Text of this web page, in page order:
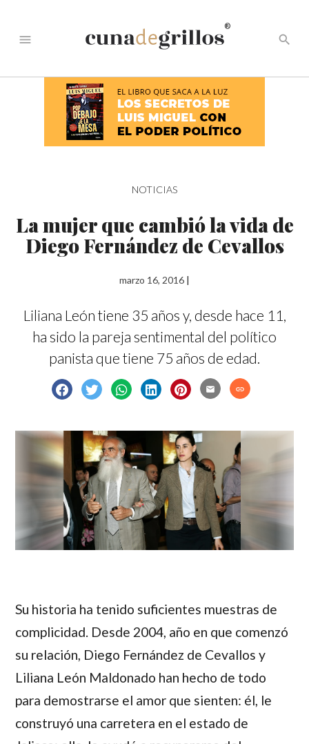
menu
®
search
NOTICIAS
La mujer que cambió la vida de
Diego Fernández de Cevallos
marzo 16, 2016 |
Liliana León tiene 35 años y, desde hace 11,
ha sido la pareja sentimental del político
panista que tiene 75 años de edad.
email link
Su historia ha tenido suficientes muestras de
complicidad. Desde 2004, año en que comenzó
su relación, Diego Fernández de Cevallos y
Liliana León Maldonado han hecho de todo
para demostrarse el amor que sienten: él, le
construyó una carretera en el estado de